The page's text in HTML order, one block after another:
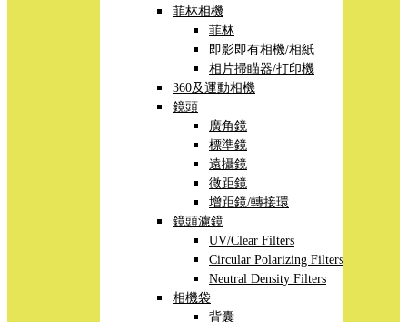
菲林相機
菲林
即影即有相機/相紙
相片掃瞄器/打印機
360及運動相機
鏡頭
廣角鏡
標準鏡
遠攝鏡
微距鏡
增距鏡/轉接環
鏡頭濾鏡
UV/Clear Filters
Circular Polarizing Filters
Neutral Density Filters
相機袋
背囊